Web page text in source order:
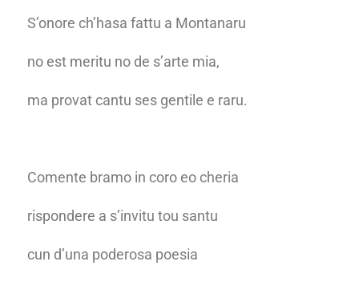
S’onore ch’hasa fattu a Montanaru
no est meritu no de s’arte mia,
ma provat cantu ses gentile e raru.
Comente bramo in coro eo cheria
rispondere a s’invitu tou santu
cun d’una poderosa poesia